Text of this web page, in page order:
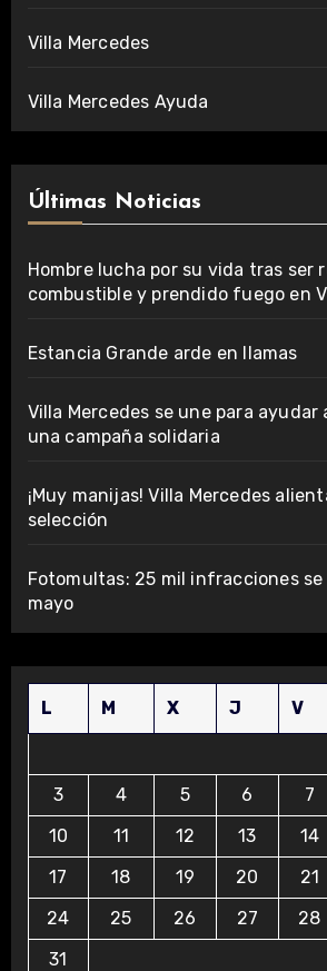
Villa Mercedes
Villa Mercedes Ayuda
Últimas Noticias
Hombre lucha por su vida tras ser
combustible y prendido fuego en
Estancia Grande arde en llamas
Villa Mercedes se une para ayudar
una campaña solidaria
¡Muy manijas! Villa Mercedes
selección
Fotomultas: 25 mil infracciones
mayo
L M X J V
3
4 5 6 7
10
11 12 13 14
17
18 19 20 21
24
25 26 27 28
31